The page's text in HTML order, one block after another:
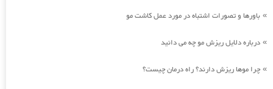
» باورها و تصورات اشتباه در مورد عمل کاشت مو
» درباره دلایل ریزش مو چه می دانید
» چرا موها ریزش دارند؟ راه درمان چیست؟